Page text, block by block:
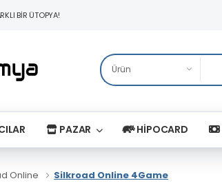
BİR ÜTOPYA!
PAZAR HİPOCARD
Online Silkroad Online 4Game